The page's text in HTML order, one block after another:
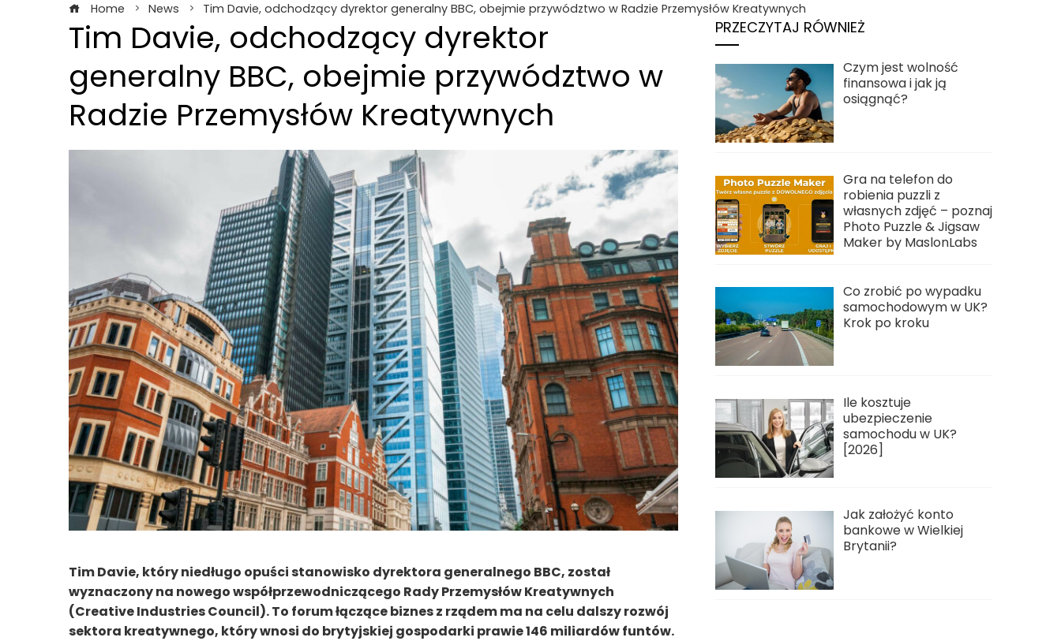
Home News Tim Davie, odchodzący dyrektor generalny BBC, obejmie przywództwo w Radzie Przemysłów Kreatywnych
Tim Davie, odchodzący dyrektor
generalny BBC, obejmie przywództwo w
Radzie Przemysłów Kreatywnych
Tim Davie, który niedługo opuści stanowisko dyrektora generalnego BBC, został
wyznaczony na nowego współprzewodniczącego Rady Przemysłów Kreatywnych
(Creative Industries Council). To forum łączące biznes z rządem ma na celu dalszy rozwój
sektora kreatywnego, który wnosi do brytyjskiej gospodarki prawie 146 miliardów funtów.
PRZECZYTAJ RÓWNIEŻ
Czym jest wolność
finansowa i jak ją
osiągnąć?
Gra na telefon do
robienia puzzli z
własnych zdjęć – poznaj
Photo Puzzle & Jigsaw
Maker by MaslonLabs
Co zrobić po wypadku
samochodowym w UK?
Krok po kroku
Ile kosztuje
ubezpieczenie
samochodu w UK?
[2026]
Jak założyć konto
bankowe w Wielkiej
Brytanii?